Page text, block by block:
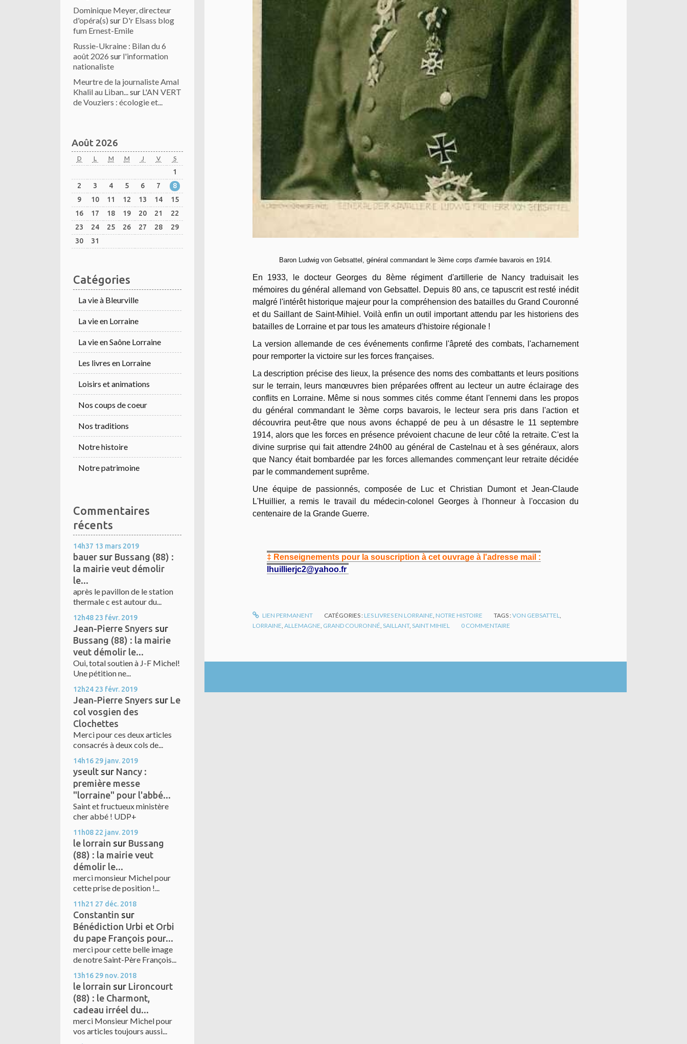
Dominique Meyer, directeur
d'opéra(s) sur D'r Elsass blog
fum Ernest-Emile
Russie-Ukraine : Bilan du 6
août 2026 sur l'information
nationaliste
Meurtre de la journaliste Amal
Khalil au Liban...sur L'AN VERT
de Vouziers : écologie et...
Août 2026
D L M M J V S
1
2
3 4 5 6 7
8
9
10 11 12 13 14
15
16
17 18 19 20 21
22
23
24 25 26 27 28
29
30
31
Catégories
La vie à Bleurville
La vie en Lorraine
La vie en Saône Lorraine
Les livres en Lorraine
Loisirs et animations
Nos coups de coeur
Nos traditions
Notre histoire
Notre patrimoine
Commentaires
récents
14h37 13 mars 2019
bauer sur Bussang (88) :
la mairie veut démolir
le...
après le pavillon de le station
thermale c est autour du...
12h48 23 févr. 2019
Jean-Pierre Snyers sur
Bussang (88) : la mairie
veut démolir le...
Oui, total soutien à J-F Michel!
Une pétition ne...
12h24 23 févr. 2019
Jean-Pierre Snyers sur Le
col vosgien des
Clochettes
Merci pour ces deux articles
consacrés à deux cols de...
14h16 29 janv. 2019
yseult sur Nancy :
première messe
"lorraine" pour l'abbé...
Saint et fructueux ministère
cher abbé ! UDP+
11h08 22 janv. 2019
le lorrain sur Bussang
(88) : la mairie veut
démolir le...
merci monsieur Michel pour
cette prise de position !...
11h21 27 déc. 2018
Constantin sur
Bénédiction Urbi et Orbi
du pape François pour...
merci pour cette belle image
de notre Saint-Père François...
13h16 29 nov. 2018
le lorrain sur Lironcourt
(88) : le Charmont,
cadeau irréel du...
merci Monsieur Michel pour
vos articles toujours aussi...
Baron Ludwig von Gebsattel, général commandant le 3ème corps d'armée bavarois en 1914.
En 1933, le docteur Georges du 8ème régiment d'artillerie de Nancy traduisait les
mémoires du général allemand von Gebsattel. Depuis 80 ans, ce tapuscrit est resté inédit
malgré l'intérêt historique majeur pour la compréhension des batailles du Grand Couronné
et du Saillant de Saint-Mihiel. Voilà enfin un outil important attendu par les historiens des
batailles de Lorraine et par tous les amateurs d'histoire régionale !
La version allemande de ces événements confirme l'âpreté des combats, l'acharnement
pour remporter la victoire sur les forces françaises.
La description précise des lieux, la présence des noms des combattants et leurs positions
sur le terrain, leurs manœuvres bien préparées offrent au lecteur un autre éclairage des
conflits en Lorraine. Même si nous sommes cités comme étant l'ennemi dans les propos
du général commandant le 3ème corps bavarois, le lecteur sera pris dans l'action et
découvrira peut-être que nous avons échappé de peu à un désastre le 11 septembre
1914, alors que les forces en présence prévoient chacune de leur côté la retraite. C'est la
divine surprise qui fait attendre 24h00 au général de Castelnau et à ses généraux, alors
que Nancy était bombardée par les forces allemandes commençant leur retraite décidée
par le commandement suprême.
Une équipe de passionnés, composée de Luc et Christian Dumont et Jean-Claude
L'Huillier, a remis le travail du médecin-colonel Georges à l'honneur à l'occasion du
centenaire de la Grande Guerre.
‡ Renseignements pour la souscription à cet ouvrage à l'adresse mail :
lhuillierjc2@yahoo.fr
LIEN PERMANENT CATÉGORIES : LES LIVRES EN LORRAINE NOTRE HISTOIRE TAGS :VON GEBSATTEL
LORRAINE ALLEMAGNE GRAND COURONNÉ SAILLANT, SAINT MIHIEL 0 COMMENTAIRE